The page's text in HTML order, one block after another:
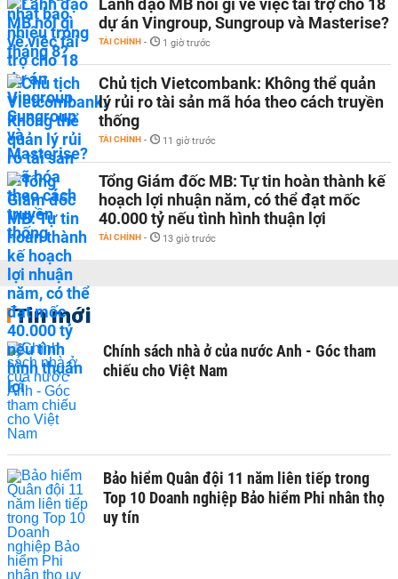
Lãnh đạo MB nói gì về việc tài trợ cho 18
dự án Vingroup, Sungroup và Masterise?
TÀI CHÍNH - 1 giờ trước
Chủ tịch Vietcombank: Không thể quản
lý rủi ro tài sản mã hóa theo cách truyền
thống
TÀI CHÍNH - 11 giờ trước
Tổng Giám đốc MB: Tự tin hoàn thành kế
hoạch lợi nhuận năm, có thể đạt mốc
40.000 tỷ nếu tình hình thuận lợi
TÀI CHÍNH - 13 giờ trước
Tin mới
Chính sách nhà ở của nước Anh - Góc tham
chiếu cho Việt Nam
Bảo hiểm Quân đội 11 năm liên tiếp trong
Top 10 Doanh nghiệp Bảo hiểm Phi nhân thọ
uy tín